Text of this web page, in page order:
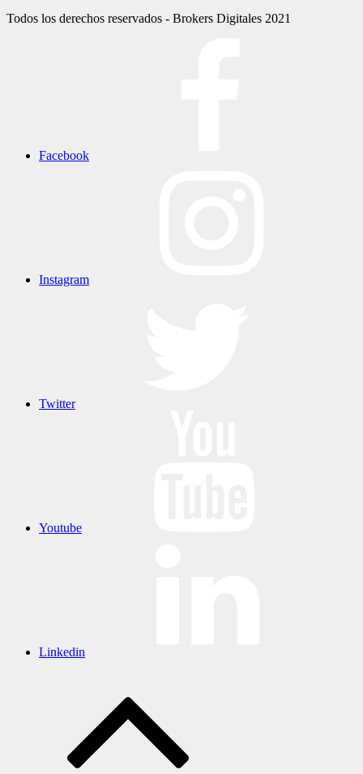
Todos los derechos reservados - Brokers Digitales 2021
Facebook
Instagram
Twitter
Youtube
Linkedin